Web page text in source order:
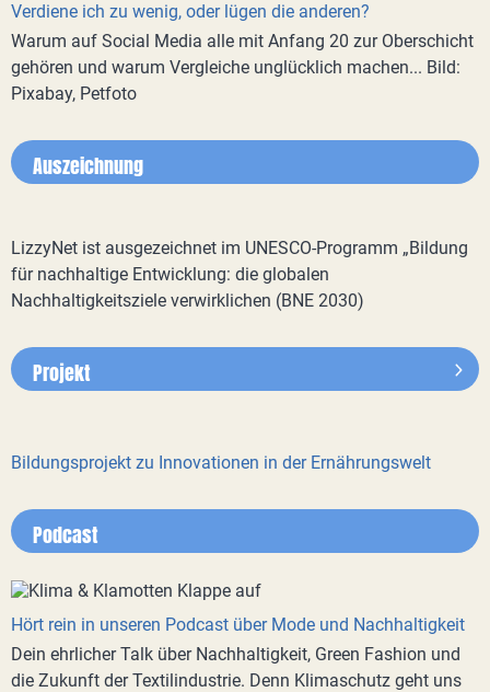
Verdiene ich zu wenig, oder lügen die anderen?
Warum auf Social Media alle mit Anfang 20 zur Oberschicht
gehören und warum Vergleiche unglücklich machen... Bild:
Pixabay, Petfoto
Auszeichnung
LizzyNet ist ausgezeichnet im UNESCO-Programm „Bildung
für nachhaltige Entwicklung: die globalen
Nachhaltigkeitsziele verwirklichen (BNE 2030)
Projekt
Bildungsprojekt zu Innovationen in der Ernährungswelt
Podcast
Hört rein in unseren Podcast über Mode und Nachhaltigkeit
Dein ehrlicher Talk über Nachhaltigkeit, Green Fashion und
die Zukunft der Textilindustrie. Denn Klimaschutz geht uns